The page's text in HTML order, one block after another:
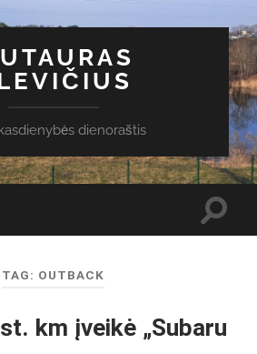
dienoraštis
TAG: OUTBACK
km įveikė „Subaru